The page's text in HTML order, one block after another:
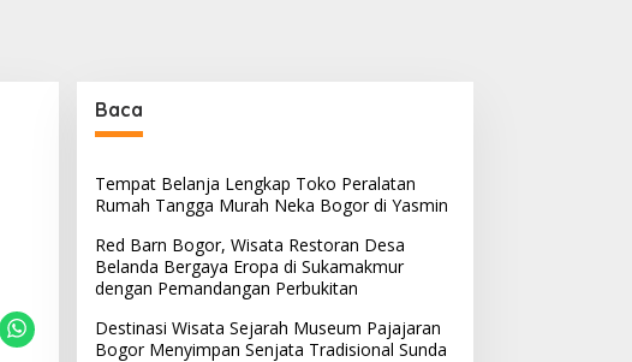
Baca
Tempat Belanja Lengkap Toko Peralatan
Rumah Tangga Murah Neka Bogor di Yasmin
Red Barn Bogor, Wisata Restoran Desa
Belanda Bergaya Eropa di Sukamakmur
dengan Pemandangan Perbukitan
Destinasi Wisata Sejarah Museum Pajajaran
Bogor Menyimpan Senjata Tradisional Sunda